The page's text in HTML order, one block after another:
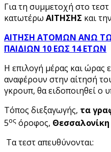
Για τη συμμετοχή στο
κατωτέρω ΑΙΤΗΣΗΣ και
ΑΙΤΗΣΗ ΑΤΟΜΩΝ ΑΝΩ
ΠΑΙΔΙΩΝ 10 ΕΩΣ 14 ΕΤΩΝ
Η επιλογή μέρας και ώρας
αναφέρουν στην αίτησή
γκρουπ, θα ειδοποιηθεί ο
Τόπος διεξαγωγής, τα
5ος όροφος, Θεσσαλονίκη
Τα τεστ απευθύνονται: